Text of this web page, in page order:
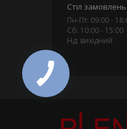
Стіл замовлень
Пн-Пт: 09:00 -
Сб: 10:00 - 15:00
Нд: вихідний